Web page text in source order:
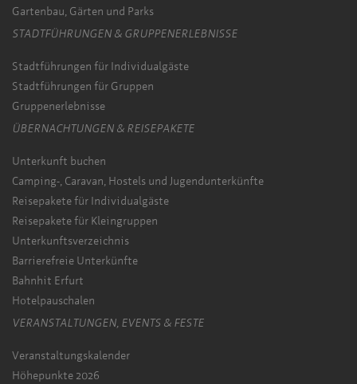
Gartenbau, Gärten und Parks
STADTFÜHRUNGEN & GRUPPENERLEBNISSE
Stadtführungen für Individualgäste
Stadtführungen für Gruppen
Gruppenerlebnisse
ÜBERNACHTUNGEN & REISEPAKETE
Unterkunft buchen
Camping-, Caravan, Hostels und Jugendunterkünfte
Reisepakete für Individualgäste
Reisepakete für Kleingruppen
Unterkunftsverzeichnis
Barrierefreie Unterkünfte
Bahnhit Erfurt
Hotelpauschalen
VERANSTALTUNGEN, EVENTS & FESTE
Veranstaltungskalender
Höhepunkte 2026